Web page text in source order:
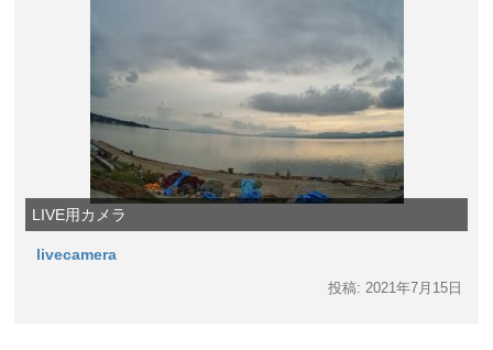
LIVE用カメラ
livecamera
投稿: 2021年7月15日